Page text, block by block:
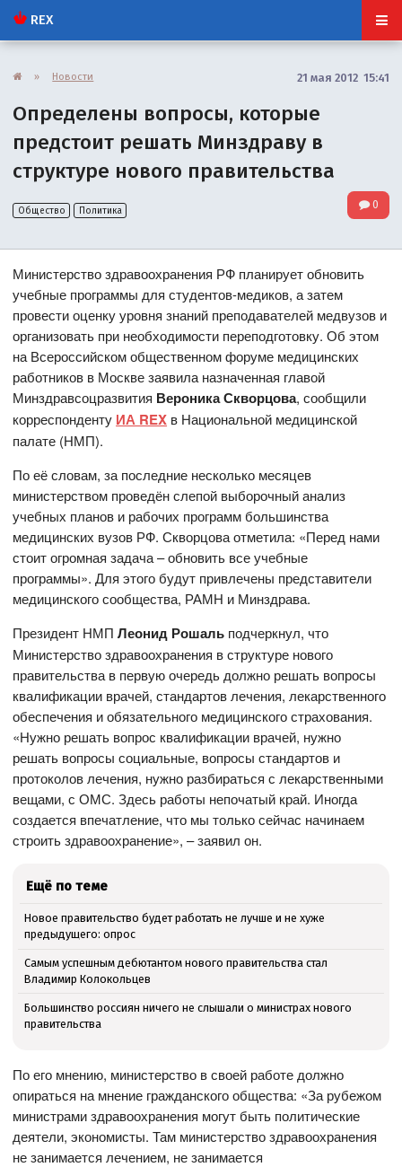
REX
» Новости 21 мая 2012 15:41
Определены вопросы, которые
предстоит решать Минздраву в
структуре нового правительства
Общество Политика 0
Министерство здравоохранения РФ планирует обновить
учебные программы для студентов-медиков, а затем
провести оценку уровня знаний преподавателей медвузов и
организовать при необходимости переподготовку. Об этом
на Всероссийском общественном форуме медицинских
работников в Москве заявила назначенная главой
Минздравсоцразвития Вероника Скворцова, сообщили
корреспонденту ИА REX в Национальной медицинской
палате (НМП).
По её словам, за последние несколько месяцев
министерством проведён слепой выборочный анализ
учебных планов и рабочих программ большинства
медицинских вузов РФ. Скворцова отметила: «Перед нами
стоит огромная задача – обновить все учебные
программы». Для этого будут привлечены представители
медицинского сообщества, РАМН и Минздрава.
Президент НМПЛеонид Рошаль подчеркнул, что
Министерство здравоохранения в структуре нового
правительства в первую очередь должно решать вопросы
квалификации врачей, стандартов лечения, лекарственного
обеспечения и обязательного медицинского страхования.
«Нужно решать вопрос квалификации врачей, нужно
решать вопросы социальные, вопросы стандартов и
протоколов лечения, нужно разбираться с лекарственными
вещами, с ОМС. Здесь работы непочатый край. Иногда
создается впечатление, что мы только сейчас начинаем
строить здравоохранение», – заявил он.
Ещё по теме
Новое правительство будет работать не лучше и не хуже
предыдущего: опрос
Самым успешным дебютантом нового правительства стал
Владимир Колокольцев
Большинство россиян ничего не слышали о министрах нового
правительства
По его мнению, министерство в своей работе должно
опираться на мнение гражданского общества: «За рубежом
министрами здравоохранения могут быть политические
деятели, экономисты. Там министерство здравоохранения
не занимается лечением, не занимается